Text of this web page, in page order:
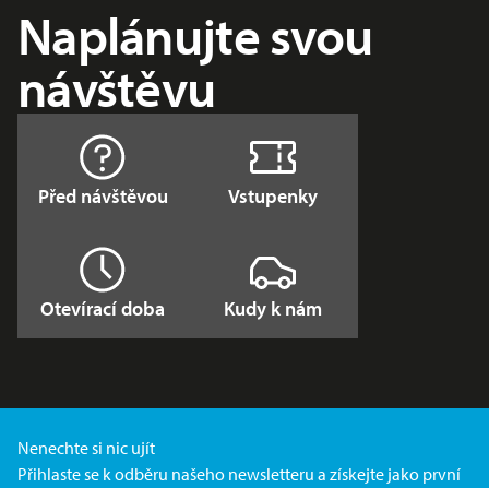
Naplánujte svou
návštěvu
Před návštěvou Vstupenky
Otevírací doba Kudy k nám
Nenechte si nic ujít
Přihlaste se k odběru našeho newsletteru a získejte jako první